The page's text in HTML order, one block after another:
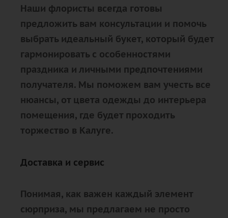
Наши флористы всегда готовы
предложить вам консультации и помочь
выбрать идеальный букет, который будет
гармонировать с особенностями
праздника и личными предпочтениями
получателя. Мы поможем вам учесть все
нюансы, от цвета одежды до интерьера
помещения, где будет проходить
торжество в Калуге.
Доставка и сервис
Понимая, как важен каждый элемент
сюрприза, мы предлагаем не просто